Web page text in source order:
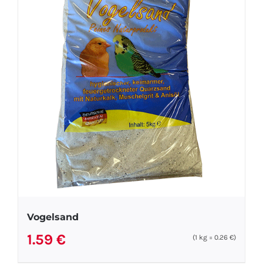
Vogelsand
1.59 € (1 kg =0.26€)